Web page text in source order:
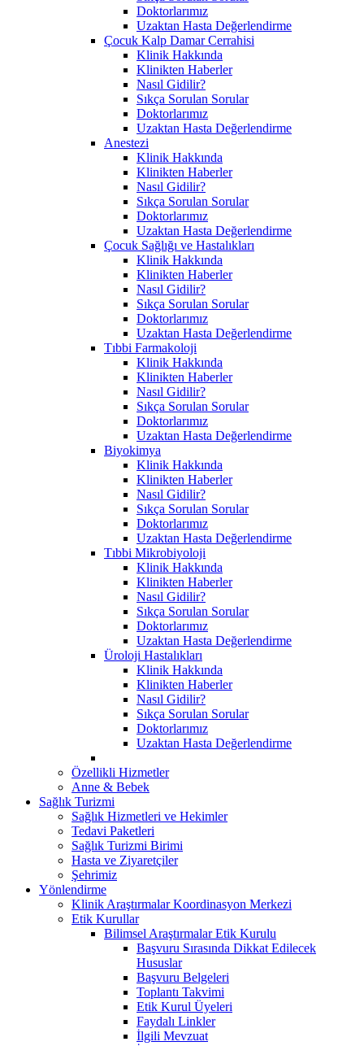
Doktorlarımız
Uzaktan Hasta Değerlendirme
Çocuk Kalp Damar Cerrahisi
Klinik Hakkında
Klinikten Haberler
Nasıl Gidilir?
Sıkça Sorulan Sorular
Doktorlarımız
Uzaktan Hasta Değerlendirme
Anestezi
Klinik Hakkında
Klinikten Haberler
Nasıl Gidilir?
Sıkça Sorulan Sorular
Doktorlarımız
Uzaktan Hasta Değerlendirme
Çocuk Sağlığı ve Hastalıkları
Klinik Hakkında
Klinikten Haberler
Nasıl Gidilir?
Sıkça Sorulan Sorular
Doktorlarımız
Uzaktan Hasta Değerlendirme
Tıbbi Farmakoloji
Klinik Hakkında
Klinikten Haberler
Nasıl Gidilir?
Sıkça Sorulan Sorular
Doktorlarımız
Uzaktan Hasta Değerlendirme
Biyokimya
Klinik Hakkında
Klinikten Haberler
Nasıl Gidilir?
Sıkça Sorulan Sorular
Doktorlarımız
Uzaktan Hasta Değerlendirme
Tıbbi Mikrobiyoloji
Klinik Hakkında
Klinikten Haberler
Nasıl Gidilir?
Sıkça Sorulan Sorular
Doktorlarımız
Uzaktan Hasta Değerlendirme
Üroloji Hastalıkları
Klinik Hakkında
Klinikten Haberler
Nasıl Gidilir?
Sıkça Sorulan Sorular
Doktorlarımız
Uzaktan Hasta Değerlendirme
Özellikli Hizmetler
Anne & Bebek
Sağlık Turizmi
Sağlık Hizmetleri ve Hekimler
Tedavi Paketleri
Sağlık Turizmi Birimi
Hasta ve Ziyaretçiler
Şehrimiz
Yönlendirme
Klinik Araştırmalar Koordinasyon Merkezi
Etik Kurullar
Bilimsel Araştırmalar Etik Kurulu
Başvuru Sırasında Dikkat Edilecek
Hususlar
Başvuru Belgeleri
Toplantı Takvimi
Etik Kurul Üyeleri
Faydalı Linkler
İlgili Mevzuat